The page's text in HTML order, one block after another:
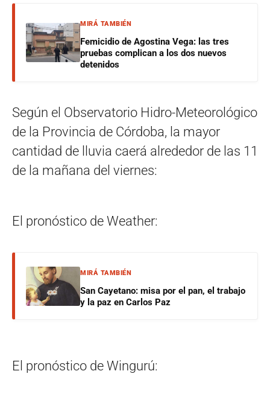
MIRÁ TAMBIÉN
Femicidio de Agostina Vega: las tres
pruebas complican a los dos nuevos
detenidos
Según el Observatorio Hidro-Meteorológico
de la Provincia de Córdoba, la mayor
cantidad de lluvia caerá alrededor de las 11
de la mañana del viernes:
El pronóstico de Weather:
MIRÁ TAMBIÉN
San Cayetano: misa por el pan, el trabajo
y la paz en Carlos Paz
El pronóstico de Wingurú: